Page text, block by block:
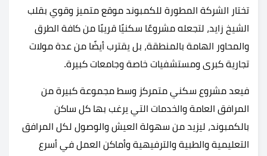
تختار الشركة المطورة للكمبوند موقع متميز وقوي بقلب
الشيخ زايد، لتجعله مشروعًا سكنيًا قريبًا من كافة الطرق
والمحاور الهامة بالمنطقة، بل يقترب أيضًا من عدة مولات
تجارية كبرى ومستشفيات خاصة وجامعات كبيرة.
فيعد مشروع سكني متمركز وسط مجموعة كبيرة من
المرافق العامة والخدمات التي يرغب بها كل ساكن
بالكمبوند، ليزيد من سهولة العيش والوصول لكل المرافق
التعليمية والطبية والترفيهية وأماكن العمل في أسرع